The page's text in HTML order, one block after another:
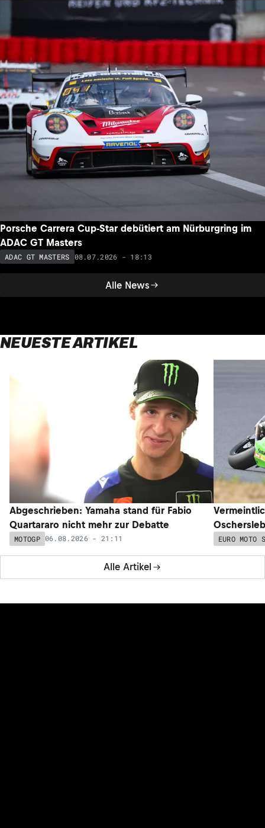
Alle News
Porsche Carrera Cup-Star debütiert am Nürburgring im
ADAC GT Masters
ADAC GT MASTERS 08.07.2026 - 18:13
NEUESTE ARTIKEL
Alle Artikel
Abgeschrieben: Yamaha stand für Fabio
Quartararo nicht mehr zur Debatte
MOTOGP 06.08.2026 - 21:11 EURO MOTO